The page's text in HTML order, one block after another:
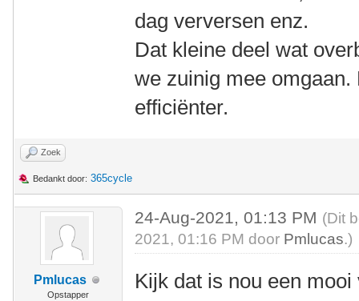
dag verversen enz.
Dat kleine deel wat
we zuinig mee
efficiënter.
Zoek
Bedankt door: 365cycle
Pmlucas
Opstapper
24-Aug-2021, 01:13 PM (Dit
2021, 01:16 PM door Pmlucas.)
Kijk dat is nou een